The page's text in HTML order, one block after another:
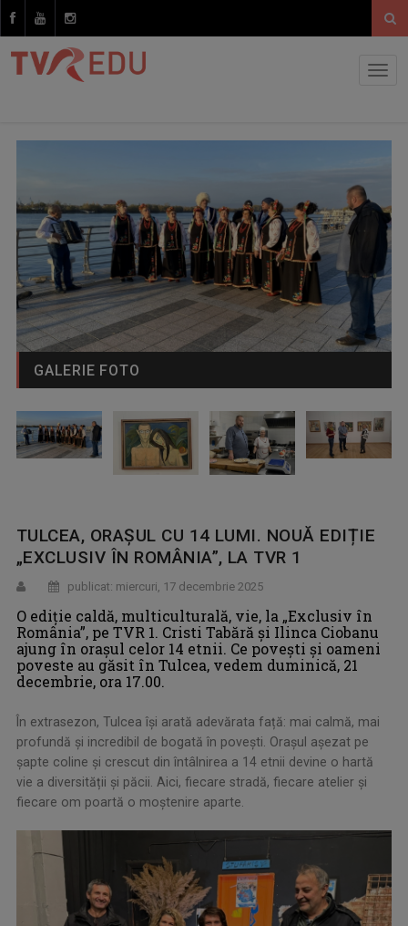
GALERIE FOTO
TULCEA, ORAȘUL CU 14 LUMI. NOUĂ EDIȚIE
„EXCLUSIV ÎN ROMÂNIA”, LA TVR 1
publicat: miercuri, 17 decembrie 2025
O ediție caldă, multiculturală, vie, la „Exclusiv în
România”, pe TVR 1. Cristi Tabără și Ilinca Ciobanu
ajung în orașul celor 14 etnii. Ce poveşti şi oameni
poveste au găsit în Tulcea, vedem duminică, 21
decembrie, ora 17.00.
În extrasezon, Tulcea își arată adevărata față: mai calmă, mai
profundă și incredibil de bogată în povești. Orașul așezat pe
șapte coline și crescut din întâlnirea a 14 etnii devine o hartă
vie a diversității și păcii. Aici, fiecare stradă, fiecare atelier și
fiecare om poartă o moștenire aparte.